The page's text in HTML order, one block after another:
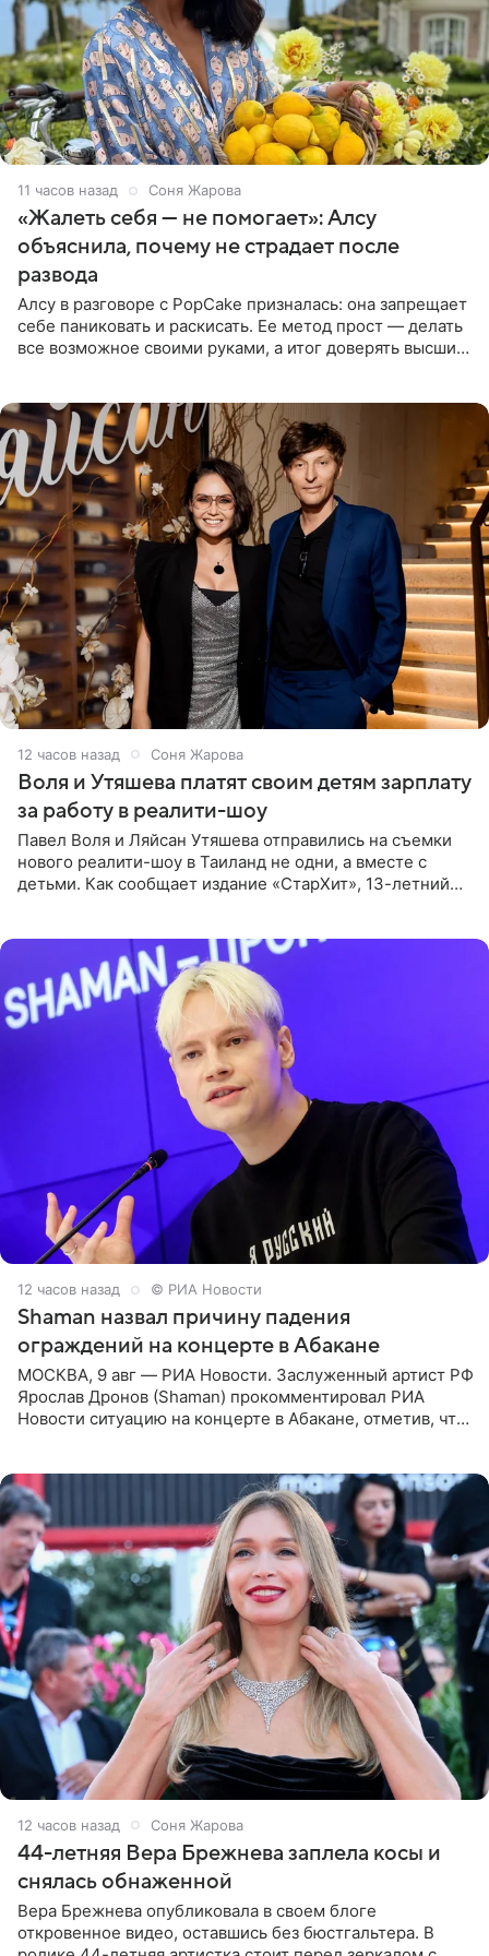
11 часов назад Соня Жарова
«Жалеть себя — не помогает»: Алсу
объяснила, почему не страдает после
развода
Алсу в разговоре с PopCake призналась: она запрещает
себе паниковать и раскисать. Ее метод прост — делать
все возможное своими руками, а итог доверять высшим
12 часов назад Соня Жарова
Воля и Утяшева платят своим детям зарплату
за работу в реалити-шоу
Павел Воля и Ляйсан Утяшева отправились на съемки
нового реалити-шоу в Таиланд не одни, а вместе с
детьми. Как сообщает издание «СтарХит», 13-летний
12 часов назад © РИА Новости
Shaman назвал причину падения
ограждений на концерте в Абакане
МОСКВА, 9 авг — РИА Новости. Заслуженный артист РФ
Ярослав Дронов (Shaman) прокомментировал РИА
Новости ситуацию на концерте в Абакане, отметив, что
12 часов назад Соня Жарова
44-летняя Вера Брежнева заплела косы и
снялась обнаженной
Вера Брежнева опубликовала в своем блоге
откровенное видео, оставшись без бюстгальтера. В